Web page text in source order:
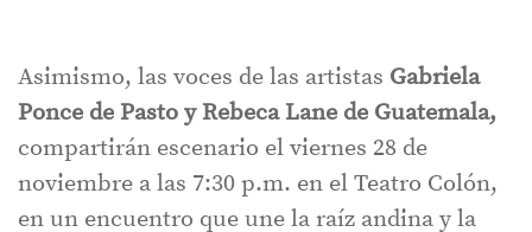
Asimismo, las voces de las artistas Gabriela
Ponce de Pasto y Rebeca Lane de Guatemala,
compartirán escenario el viernes 28 de
noviembre a las 7:30 p.m. en el Teatro Colón,
en un encuentro que une la raíz andina y la